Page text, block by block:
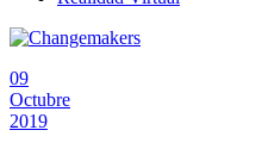
09
Octubre
2019